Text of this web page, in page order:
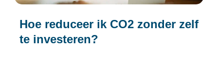
Hoe reduceer ik CO2 zonder zelf
te investeren?